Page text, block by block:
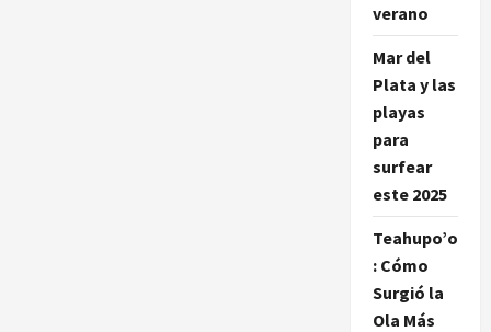
verano
Mar del
Plata y las
playas
para
surfear
este 2025
Teahupo’o
: Cómo
Surgió la
Ola Más